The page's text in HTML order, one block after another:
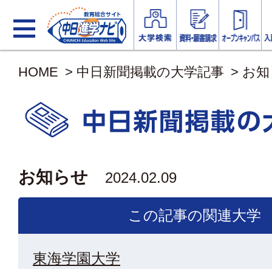
HOME > 中日新聞掲載の大学記事 > お
お知らせ 2024.02.09
この記事の関連大学
東海学園大学